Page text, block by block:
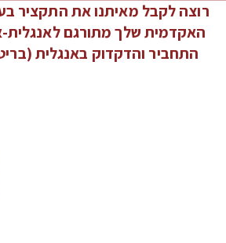
רוצה לקבל מאיתנו את התקציר
האקדמית שלך מתורגם
התחביר והדקדוק באנגלית